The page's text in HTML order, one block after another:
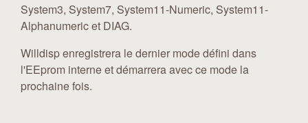
System3, System7, System11-Numeric, System11-
Alphanumeric et DIAG.
Willdisp enregistrera le dernier mode défini dans
l'EEprom interne et démarrera avec ce mode la
prochaine fois.